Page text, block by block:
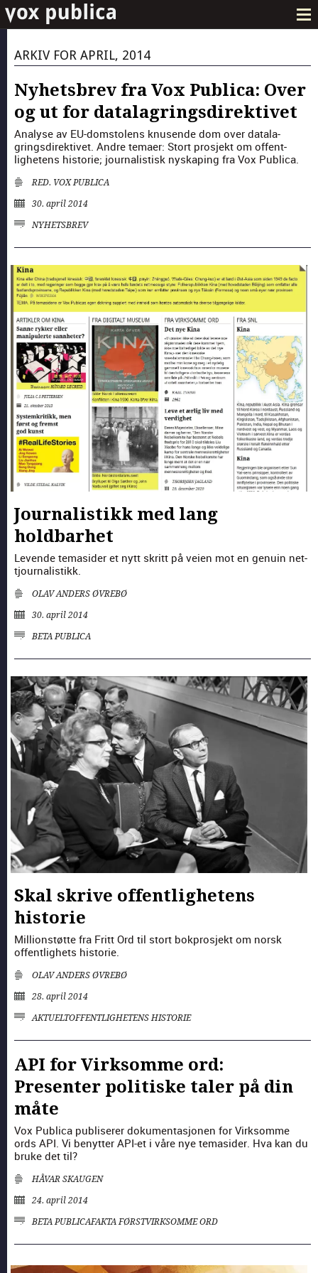
ARKIV FOR APRIL, 2014
Nyhetsbrev fra Vox Publica: Over
og ut for datalagringsdirektivet
Analyse av EU-dom­stolens knusende dom over data­la­
grings­di­rek­tivet. Andre temaer: Stort pros­jekt om offent­
lighetens his­to­rie; jour­nal­is­tisk nyskap­ing fra Vox Pub­li­ca.
RED. VOX PUBLICA
30. april 2014
NYHETSBREV
Journalistikk med lang
holdbarhet
Lev­ende temasider et nytt skritt på veien mot en gen­uin net­
tjour­nal­is­tikk.
OLAV ANDERS ØVREBØ
30. april 2014
BETA PUBLICA
Skal skrive offentlighetens
historie
Mil­lion­støtte fra Fritt Ord til stort bokpros­jekt om norsk
offent­lighets his­to­rie.
OLAV ANDERS ØVREBØ
28. april 2014
AKTUELTOFFENTLIG­HETENS HISTORIE
API for Virksomme ord:
Presenter politiske taler på din
måte
Vox Pub­li­ca pub­lis­er­er doku­men­tasjo­nen for Virk­somme
ords API. Vi benyt­ter API-et i våre nye temasider. Hva kan du
bruke det til?
HÅVAR SKAUGEN
24. april 2014
BETA PUBLICAFAKTA FØRSTVIRKSOMME ORD